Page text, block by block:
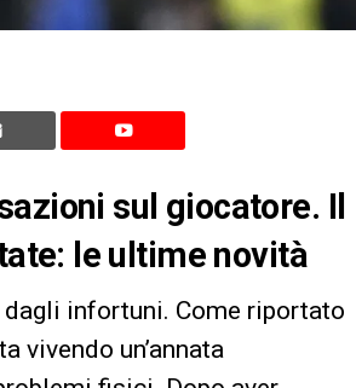
sul giocatore. Il
le ultime novità
infortuni. Come riportato
vivendo un’annata